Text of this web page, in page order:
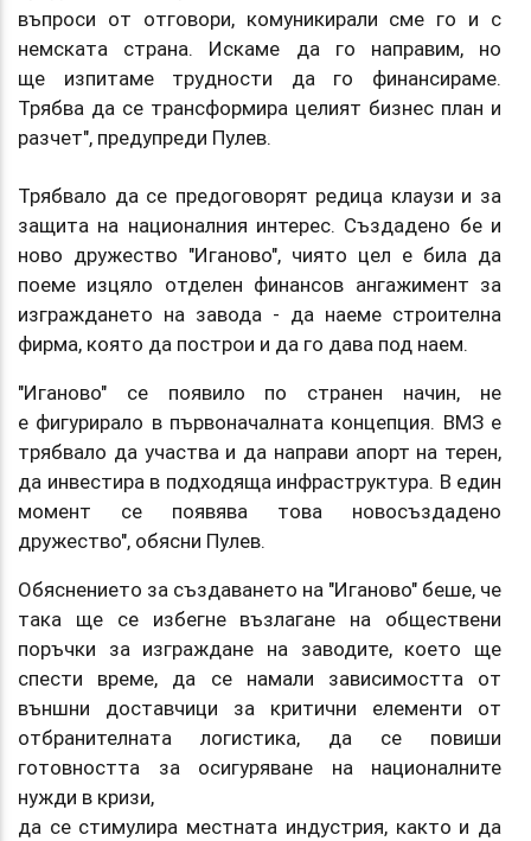
въпроси от отговори, комуникирали сме го и с
немската страна. Искаме да го направим, но
ще изпитаме трудности да го финансираме.
Трябва да се трансформира целият бизнес план и
разчет", предупреди Пулев.
Трябвало да се предоговорят редица клаузи и за
защита на националния интерес. Създадено бе и
ново дружество "Иганово", чиято цел е била да
поеме изцяло отделен финансов ангажимент за
изграждането на завода - да наеме строителна
фирма, която да построи и да го дава под наем.
"Иганово" се появило по странен начин, не
е фигурирало в първоначалната концепция. ВМЗ е
трябвало да участва и да направи апорт на терен,
да инвестира в подходяща инфраструктура. В един
момент се появява това новосъздадено
дружество", обясни Пулев.
Обяснението за създаването на "Иганово" беше, че
така ще се избегне възлагане на обществени
поръчки за изграждане на заводите, което ще
спести време, да се намали зависимостта от
външни доставчици за критични елементи от
отбранителната логистика, да се повиши
готовността за осигуряване на националните
нужди в кризи,
да се стимулира местната индустрия, както и да